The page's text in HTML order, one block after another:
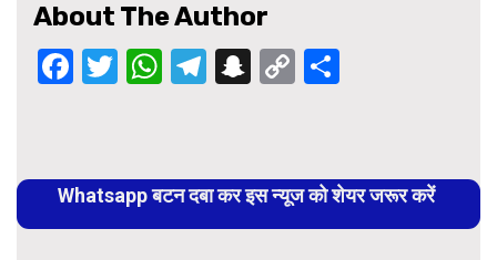
About The Author
Facebook
Twitter
WhatsApp
Telegram
Snapchat
Copy
Reading
Whatsapp बटन दबा कर इस न्यूज को शेयर जरूर करें